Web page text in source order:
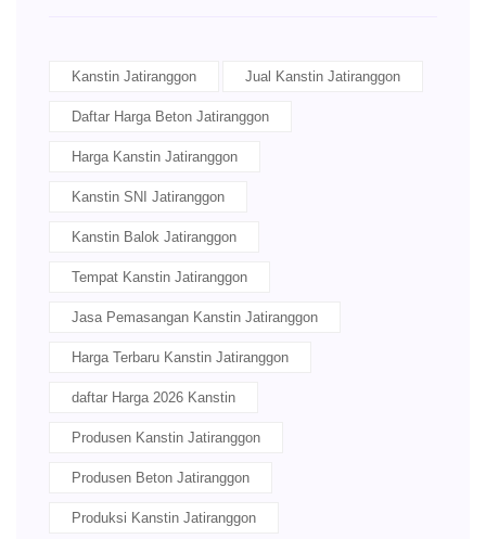
Kanstin Jatiranggon Jual Kanstin Jatiranggon
Daftar Harga Beton Jatiranggon
Harga Kanstin Jatiranggon
Kanstin SNI Jatiranggon
Kanstin Balok Jatiranggon
Tempat Kanstin Jatiranggon
Jasa Pemasangan Kanstin Jatiranggon
Harga Terbaru Kanstin Jatiranggon
daftar Harga 2026 Kanstin
Produsen Kanstin Jatiranggon
Produsen Beton Jatiranggon
Produksi Kanstin Jatiranggon